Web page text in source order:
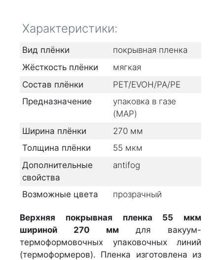
Характеристики:
Вид плёнки
покрывная пленка
Жёсткость плёнки
мягкая
Состав плёнки
PET/EVOH/PA/PE
Предназначение
упаковка в газе
(MAP)
Ширина плёнки
270 мм
Толщина плёнки
55 мкм
Дополнительные
свойства
antifog
Возможные цвета прозрачный
Верхняя покрывная пленка 55 мкм
шириной 270 мм для вакуум-
термоформовочных упаковочных линий
(термоформеров). Пленка изготовлена из